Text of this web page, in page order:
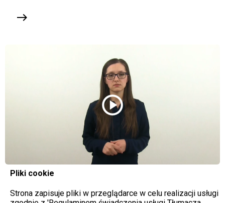
east
play_circle
Pliki cookie
Strona zapisuje pliki w przeglądarce w celu realizacji usługi